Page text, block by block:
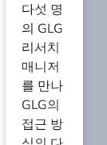
다섯 명
의 GLG
리서치
매니저
를 만나
GLG의
접근 방